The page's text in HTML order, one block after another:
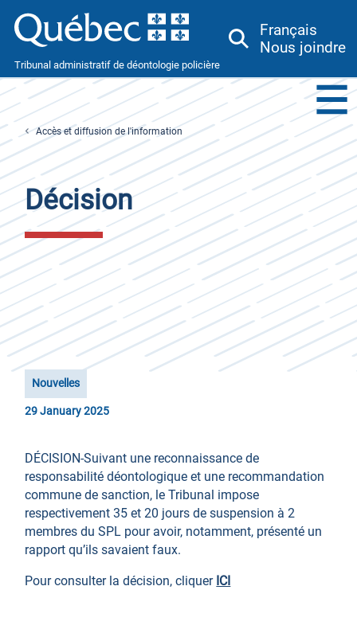
Tribunal administratif de déontologie policière
Français
Nous joindre
Menu
Toggle
Accès et diffusion de l'information
Décision
Nouvelles
29 January 2025
DÉCISION-Suivant une reconnaissance de
responsabilité déontologique et une recommandation
commune de sanction, le Tribunal impose
respectivement 35 et 20 jours de suspension à 2
membres du SPL pour avoir, notamment, présenté un
rapport qu’ils savaient faux.
Pour consulter la décision, cliquer ICI